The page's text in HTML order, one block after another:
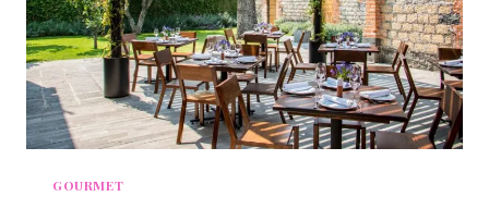
GOURMET